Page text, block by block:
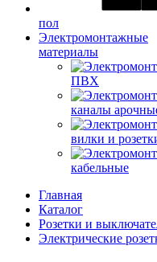
пол
Электромонтажные
материалы
ПВХ
каналы
вилки и
кабельные
Главная
Каталог
Розетки и
Электрические